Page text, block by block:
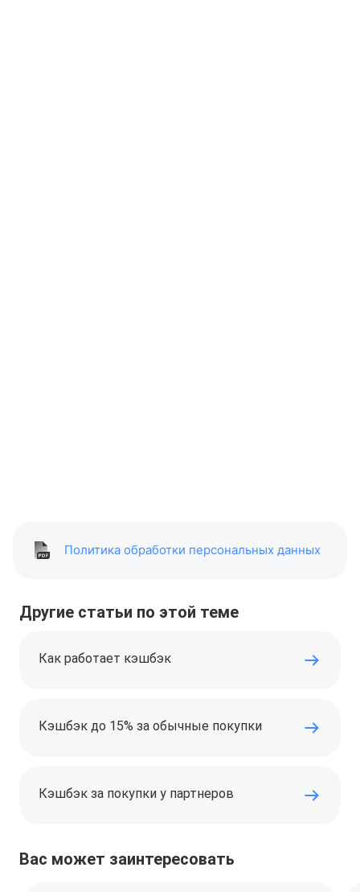
Политика обработки персональных данных
Другие статьи по этой теме
Как работает кэшбэк
Кэшбэк до 15% за обычные покупки
Кэшбэк за покупки у партнеров
Вас может заинтересовать